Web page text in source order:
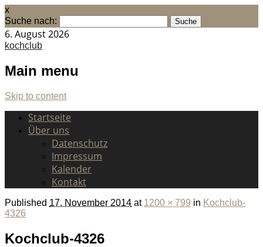
x
Suche nach:
6. August 2026
kochclub
Main menu
Skip to content
Startseite
Über uns
Datenschutz
Impressum
Kalender
Kontakt
Published 17. November 2014 at 1200 × 799 in Kochclub-
4326
Kochclub-4326